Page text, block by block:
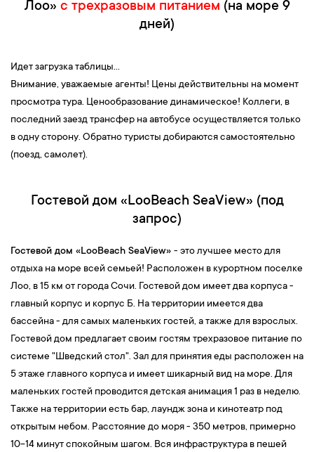
Лоо» с трехразовым питанием (на море 9
дней)
Идет загрузка таблицы...
Внимание, уважаемые агенты! Цены действительны на момент
просмотра тура. Ценообразование динамическое! Коллеги, в
последний заезд трансфер на автобусе осуществляется только
в одну сторону. Обратно туристы добираются самостоятельно
(поезд, самолет).
Гостевой дом «LooBeach SeaView» (под
запрос)
Гостевой дом «LooBeach SeaView» - это лучшее место для
отдыха на море всей семьей! Расположен в курортном поселке
Лоо, в 15 км от города Сочи. Гостевой дом имеет два корпуса -
главный корпус и корпус Б. На территории имеется два
бассейна - для самых маленьких гостей, а также для взрослых.
Гостевой дом предлагает своим гостям трехразовое питание по
системе "Шведский стол". Зал для принятия еды расположен на
5 этаже главного корпуса и имеет шикарный вид на море. Для
маленьких гостей проводится детская анимация 1 раз в неделю.
Также на территории есть бар, лаундж зона и кинотеатр под
открытым небом. Расстояние до моря - 350 метров, примерно
10-14 минут спокойным шагом. Вся инфраструктура в пешей